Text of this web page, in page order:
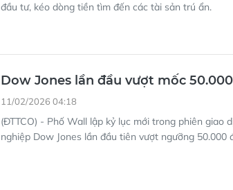
đầu tư, kéo dòng tiền tìm đến các tài sản trú ẩn.
Dow Jones lần đầu vượt mốc
11/02/2026 04:18
(ĐTTCO) - Phố Wall lập kỷ lục mới trong phiên giao
nghiệp Dow Jones lần đầu tiên vượt ngưỡng 50.000